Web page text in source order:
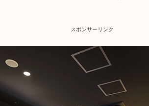
スポンサーリンク